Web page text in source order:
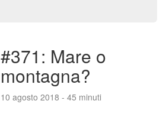
#371: Mare o
montagna?
10 agosto 2018 - 45 minuti